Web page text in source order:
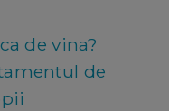
de vina?
de